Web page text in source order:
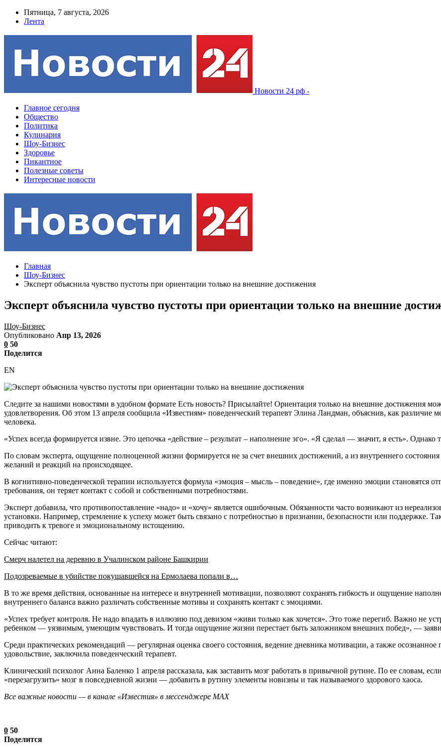
Пятница, 7 августа, 2026
Лента
Новости 24 рф -
Главное сегодня
Общество
Политика
Кулинария
Шоу-Бизнес
Здоровье
Пикантное
Полезные советы
Интересные новости
Главная
Шоу-Бизнес
Эксперт объяснила чувство пустоты при ориентации только на внешние достижения
Эксперт объяснила чувство пустоты при ориентации только на внешние
Шоу-Бизнес
Опубликовано Апр 13, 2026
0 50
Поделится
EN
Следите за нашими новостями в удобном формате Есть новость? Присылайте! Ориентация только на внешние достижения
удовлетворения. Об этом 13 апреля сообщила «Известиям» поведенческий терапевт Элина Ландман, объяснив, как различие
человека.
«Успех всегда формируется извне. Это цепочка «действие – результат – наполнение эго». «Я сделал — значит, я есть».
По словам эксперта, ощущение полноценной жизни формируется не за счет внешних достижений, а из внутреннего
желаний и реакций на происходящее.
В когнитивно-поведенческой терапии используется формула «эмоция – мысль – поведение», где именно эмоции становятся
требования, он теряет контакт с собой и собственными потребностями.
Эксперт добавила, что противопоставление «надо» и «хочу» является ошибочным. Обязанности часто возникают из
установки. Например, стремление к успеху может быть связано с потребностью в признании, безопасности или поддержке.
приводить к тревоге и эмоциональному истощению.
Сейчас читают:
Смерч налетел на деревню в Учалинском районе Башкирии
Подозреваемые в убийстве покушавшейся на Ермолаева попали в…
В то же время действия, основанные на интересе и внутренней мотивации, позволяют сохранять гибкость и ощущение
внутреннего баланса важно различать собственные мотивы и сохранять контакт с эмоциями.
«Успех требует контроля. Не надо впадать в иллюзию под девизом «живи только как хочется». Это тоже перегиб. Важно не
ребенком — уязвимым, умеющим чувствовать. И тогда ощущение жизни перестает быть заложником внешних побед», —
Среди практических рекомендаций — регулярная оценка своего состояния, ведение дневника мотивации, а также осознанное
удовольствие, заключила поведенческий терапевт.
Клинический психолог Анна Баленко 1 апреля рассказала, как заставить мозг работать в привычной рутине. По ее словам,
«перезагрузить» мозг в повседневной жизни — добавить в рутину элементы новизны и так называемого здорового хаоса.
Все важные новости — в канале «Известия» в мессенджере МАХ
0 50
Поделится